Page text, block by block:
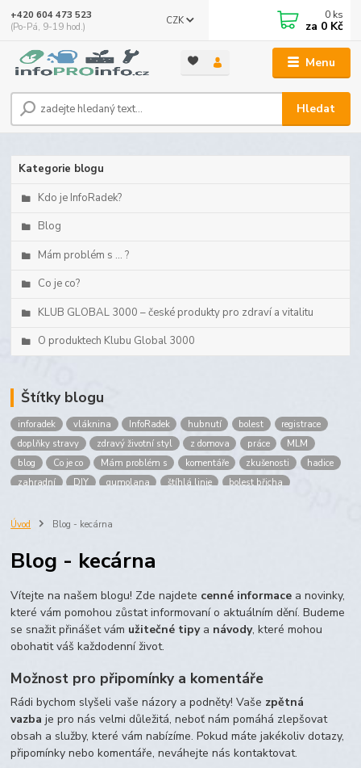
Menu
CZK
Hledat
+420 604 473 523
(Po-Pá, 9-19 hod.)
0 ks
za 0 Kč
Kategorie blogu
Kdo je InfoRadek?
Blog
Mám problém s ... ?
Co je co?
KLUB GLOBAL 3000 – české produkty pro zdraví a vitalitu
O produktech Klubu Global 3000
Štítky blogu
inforadek vláknina InfoRadek hubnutí bolest
registrace
doplňky stravy
zdravý životní styl z domova práce
MLM
blog
Co je co Mám problém s komentáře zkušenosti
hadice
zahradní
DIY gumolana štíhlá linie
bolest břicha
Prokloub
Vláknina
maltodextrin
škrob skrob
Úvod Blog - kecárna
Blog - kecárna
Vítejte na našem blogu! Zde najdete cenné informace a novinky,
které vám pomohou zůstat informovaní o aktuálním dění. Budeme
se snažit přinášet vám užitečné tipya návody, které mohou
obohatit váš každodenní život.
Možnost pro připomínky a komentáře
Rádi bychom slyšeli vaše názory a podněty! Vaše zpětná
vazba je pro nás velmi důležitá, neboť nám pomáhá zlepšovat
obsah a služby, které vám nabízíme. Pokud máte jakékoliv dotazy,
připomínky nebo komentáře, neváhejte nás kontaktovat.